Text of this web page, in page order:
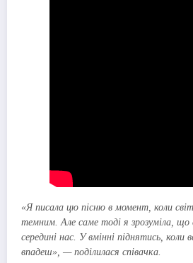
«Я писала цю пісню в момент, коли
темним. Але саме тоді я зрозуміла, що
середині нас. У вмінні піднятись,
впадеш», — поділилася співачка.